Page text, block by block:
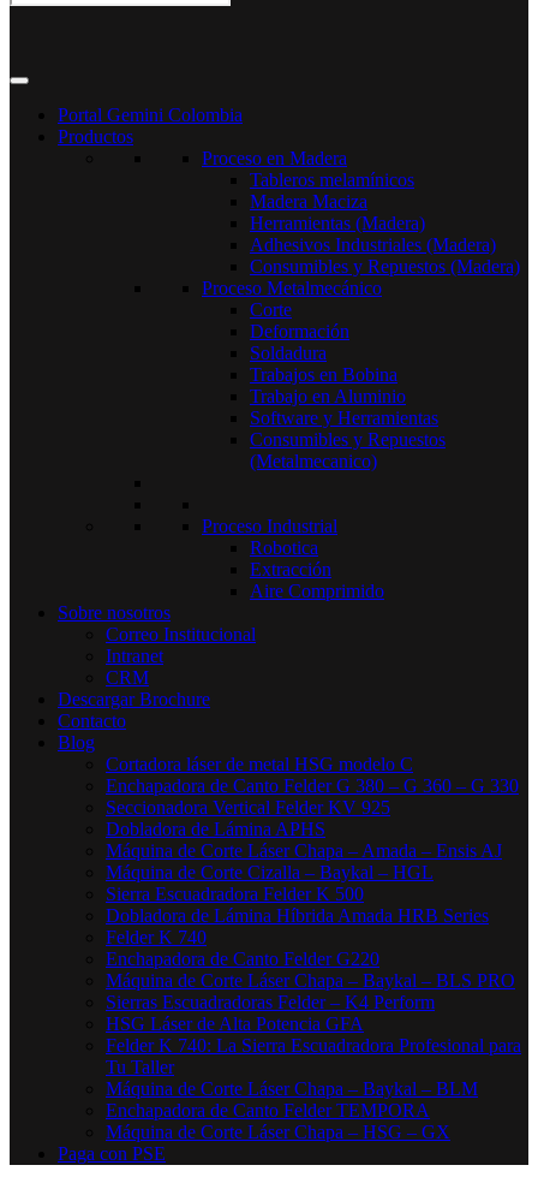
Portal Gemini Colombia
Productos
Proceso en Madera
Tableros melamínicos
Madera Maciza
Herramientas (Madera)
Adhesivos Industriales (Madera)
Consumibles y Repuestos (Madera)
Proceso Metalmecánico
Corte
Deformación
Soldadura
Trabajos en Bobina
Trabajo en Aluminio
Software y Herramientas
Consumibles y Repuestos
(Metalmecanico)
Proceso Industrial
Robotica
Extracción
Aire Comprimido
Sobre nosotros
Correo Institucional
Intranet
CRM
Descargar Brochure
Contacto
Blog
Cortadora láser de metal HSG modelo C​
Enchapadora de Canto Felder G 380 – G 360 – G 330
Seccionadora Vertical Felder KV 925
Dobladora de Lámina APHS
Máquina de Corte Láser Chapa – Amada – Ensis AJ
Máquina de Corte Cizalla – Baykal – HGL
Sierra Escuadradora Felder K 500
Dobladora de Lámina Híbrida Amada HRB Series
Felder K 740
Enchapadora de Canto Felder G220
Máquina de Corte Láser Chapa – Baykal – BLS PRO
Sierras Escuadradoras Felder – K4 Perform
HSG Láser de Alta Potencia GFA
Felder K 740: La Sierra Escuadradora Profesional para
Tu Taller
Máquina de Corte Láser Chapa – Baykal – BLM
Enchapadora de Canto Felder TEMPORA
Máquina de Corte Láser Chapa – HSG – GX
Paga con PSE